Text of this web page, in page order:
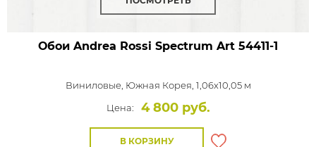
Обои Andrea Rossi Spectrum Art 54411-1
Виниловые, Южная Корея, 1,06x10,05 м
Цена:
4 800 руб.
В КОРЗИНУ